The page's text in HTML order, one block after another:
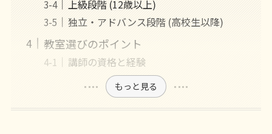
上級段階 (12歳以上)
独立・アドバンス段階 (高校生以降)
教室選びのポイント
講師の資格と経験
もっと見る